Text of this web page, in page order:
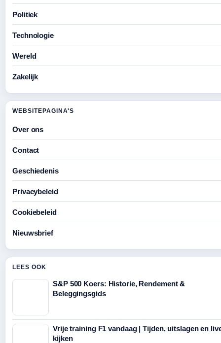
Politiek
Technologie
Wereld
Zakelijk
WEBSITEPAGINA'S
Over ons
Contact
Geschiedenis
Privacybeleid
Cookiebeleid
Nieuwsbrief
LEES OOK
S&P 500 Koers: Historie, Rendement &
Beleggingsgids
Vrije training F1 vandaag | Tijden, uitslagen en
kijken